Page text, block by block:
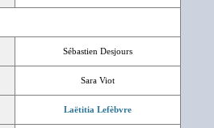
Sébastien Desjours
Sara Viot
Laëtitia Lefèbvre